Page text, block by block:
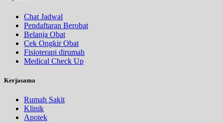
Chat Jadwal
Pendaftaran Berobat
Belanja Obat
Cek Ongkir Obat
Fisioterapi dirumah
Medical Check Up
Kerjasama
Rumah Sakit
Klinik
Apotek